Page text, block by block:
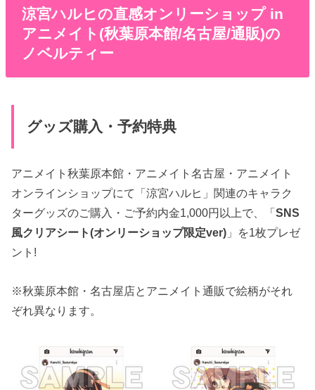
涼宮ハルヒの直感オンリーショップ in
アニメイト(秋葉原本館/名古屋/通販)の
ノベルティー
グッズ購入・予約特典
アニメイト秋葉原本館・アニメイト名古屋・アニメイト
オンラインショップにて「涼宮ハルヒ」関連のキャラク
ターグッズのご購入・ご予約内金1,000円以上で、「SNS
風クリアシート(オンリーショップ限定ver) 」を1枚プレゼ
ント!
※秋葉原本館・名古屋店とアニメイト通販で絵柄がそれ
ぞれ異なります。